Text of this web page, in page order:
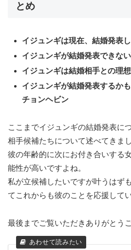
とめ
イジュンギは現在、結婚発表
イジュンギが結婚発表できな
イジュンギは結婚相手との理
イジュンギが結婚発表するか
チョンヘビン
ここまでイジュンギの結婚発表に
相手候補たちについて述べてきまし
彼の年齢的に次にお付き合いする
能性が高いですよね。
私が立候補したいですが叶うはず
てこれからも彼のことを応援して
最後までご覧いただきありがとう